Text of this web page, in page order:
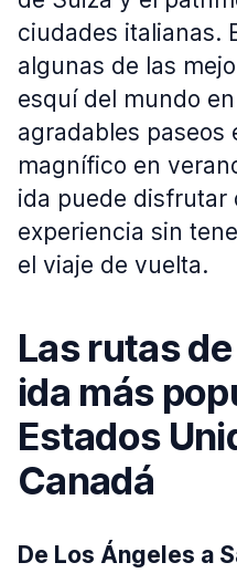
ciudades italianas.
algunas de las
esquí del mundo
agradables paseos
magnífico en
ida puede disfrutar
experiencia sin
el viaje de vuelta.
Las rutas
ida más
Estados
Canadá
De Los Ángeles a